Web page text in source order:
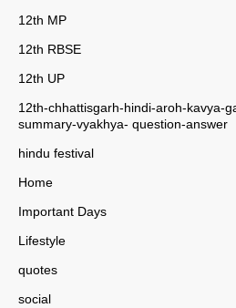
12th MP
12th RBSE
12th UP
12th-chhattisgarh-hindi-aroh-kavya-
summary-vyakhya- question-answer
hindu festival
Home
Important Days
Lifestyle
quotes
social